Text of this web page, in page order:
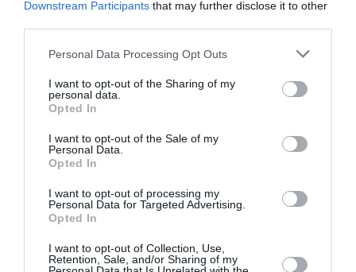
Downstream Participants that may further disclose it to other
Please note that this website/app uses one or more Google
not limited to your visit or usage behaviour. You may click to
grant or deny consent to Google and its third-party tags to
use your data for below specified purposes in below Google
consent section.
Personal Data Processing Opt Outs
I want to opt-out of the Sharing of my
personal data.
Opted In
I want to opt-out of the Sale of my
Personal Data.
Opted In
I want to opt-out of processing my
Personal Data for Targeted Advertising.
Opted In
I want to opt-out of Collection, Use,
Retention, Sale, and/or Sharing of my
Όλα τα χρέη προς το Δημόσιο σε
μία οθόνη: Τι αλλάζει για τους
Μια νέα ψηφιακή υπηρεσία που φιλοδοξεί να αλλάξει
και εξοφλούν τις οικονομικές τους υποχρεώσεις
προς το Δημόσιο προβλέπει το νομοσχέδιο του